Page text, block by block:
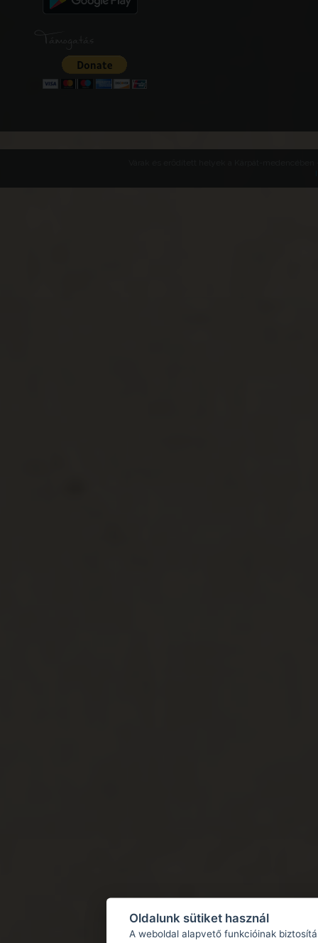
Támogatás
Oldalunk sütiket használ
A weboldal alapvető funkcióinak